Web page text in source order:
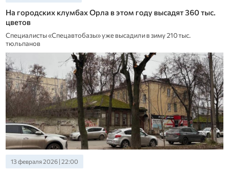
На городских клумбах Орла в этом году высадят 360 тыс.
цветов
Специалисты «Спецавтобазы» уже высадили в зиму 210 тыс.
тюльпанов
13 февраля 2026 | 22:00